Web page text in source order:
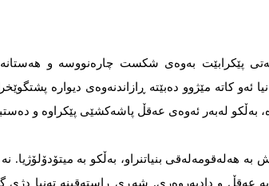
پێکرابێت بەوەی شکست چارەنووسە و
کاتە مێژوو دەبێتە ڕازاندنەوەی دیوارە
بەڵکو لەبەر ئەوەی عەقڵ پاشەکشێی پێکراوە و
ھەلەقومەلەقی بنیاتنراو، بەڵکو بە
عەقڵ و دادپەروەری. شەڕی ڕاستەقینە تەنیا دژی